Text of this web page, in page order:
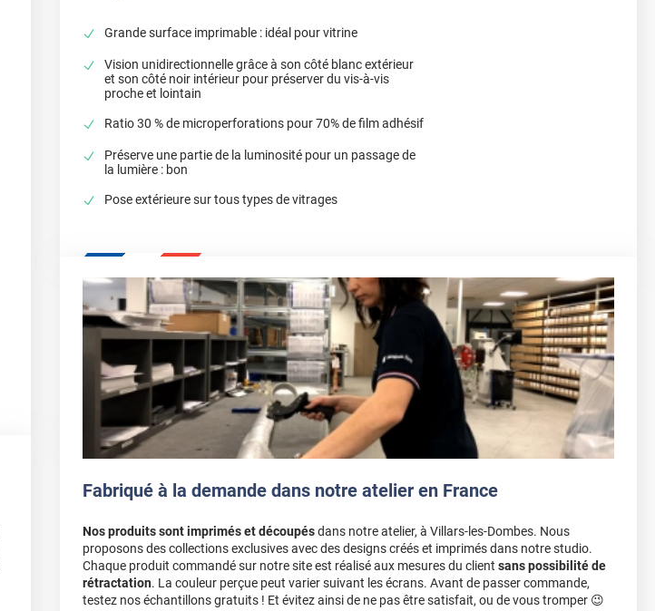
Grande surface imprimable : idéal pour vitrine
Vision unidirectionnelle grâce à son côté blanc extérieur
et son côté noir intérieur pour préserver du vis-à-vis
proche et lointain
Ratio 30 % de microperforations pour 70% de film adhésif
Préserve une partie de la luminosité pour un passage de
la lumière : bon
Pose extérieure sur tous types de vitrages
Fabriqué à la demande dans notre atelier en France
Nos produits sont imprimés et découpésdans notre atelier, à Villars-les-Dombes. Nous
proposons des collections exclusives avec des designs créés et imprimés dans notre studio.
Chaque produit commandé sur notre site est réalisé aux mesures du client sans possibilité de
rétractation. La couleur perçue peut varier suivant les écrans. Avant de passer commande,
testez nos échantillons gratuits ! Et évitez ainsi de ne pas être satisfait, ou de vous tromper 😉